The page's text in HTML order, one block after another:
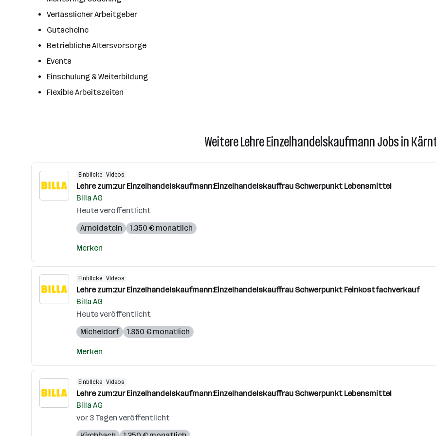
Verlässlicher Arbeitgeber
Gutscheine
Betriebliche Altersvorsorge
Events
Einschulung & Weiterbildung
Flexible Arbeitszeiten
Weitere Lehre Einzelhandelskaufmann Jobs in
Einblicke Videos
Lehre zum:zur Einzelhandelskaufmann:Einzelhandelskauffrau Schwerpunkt Lebensmittel
Billa AG
Heute veröffentlicht
Arnoldstein
1.350 € monatlich
Merken
Einblicke Videos
Lehre zum:zur Einzelhandelskaufmann:Einzelhandelskauffrau Schwerpunkt Feinkostfachverkauf
Billa AG
Heute veröffentlicht
Micheldorf
1.350 € monatlich
Merken
Einblicke Videos
Lehre zum:zur Einzelhandelskaufmann:Einzelhandelskauffrau Schwerpunkt Lebensmittel
Billa AG
vor 3 Tagen veröffentlicht